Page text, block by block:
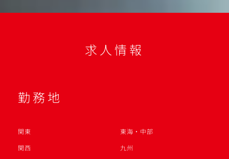
求人情報
勤務地
関東
東海・中部
関西
九州